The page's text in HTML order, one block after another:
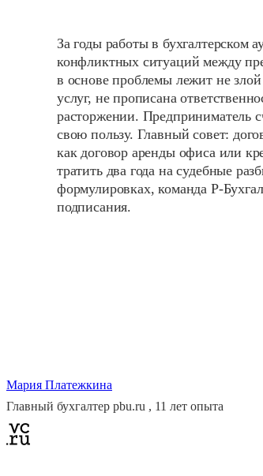
За годы работы в бухгалтерском
конфликтных ситуаций между
в основе проблемы лежит не
услуг, не прописана
расторжении. Предприниматель
свою пользу. Главный совет:
как договор аренды офиса или
тратить два года на судебные
формулировках, команда Р-
подписания.
Мария Платежкина
Главный бухгалтер pbu.ru , 11 лет опыта